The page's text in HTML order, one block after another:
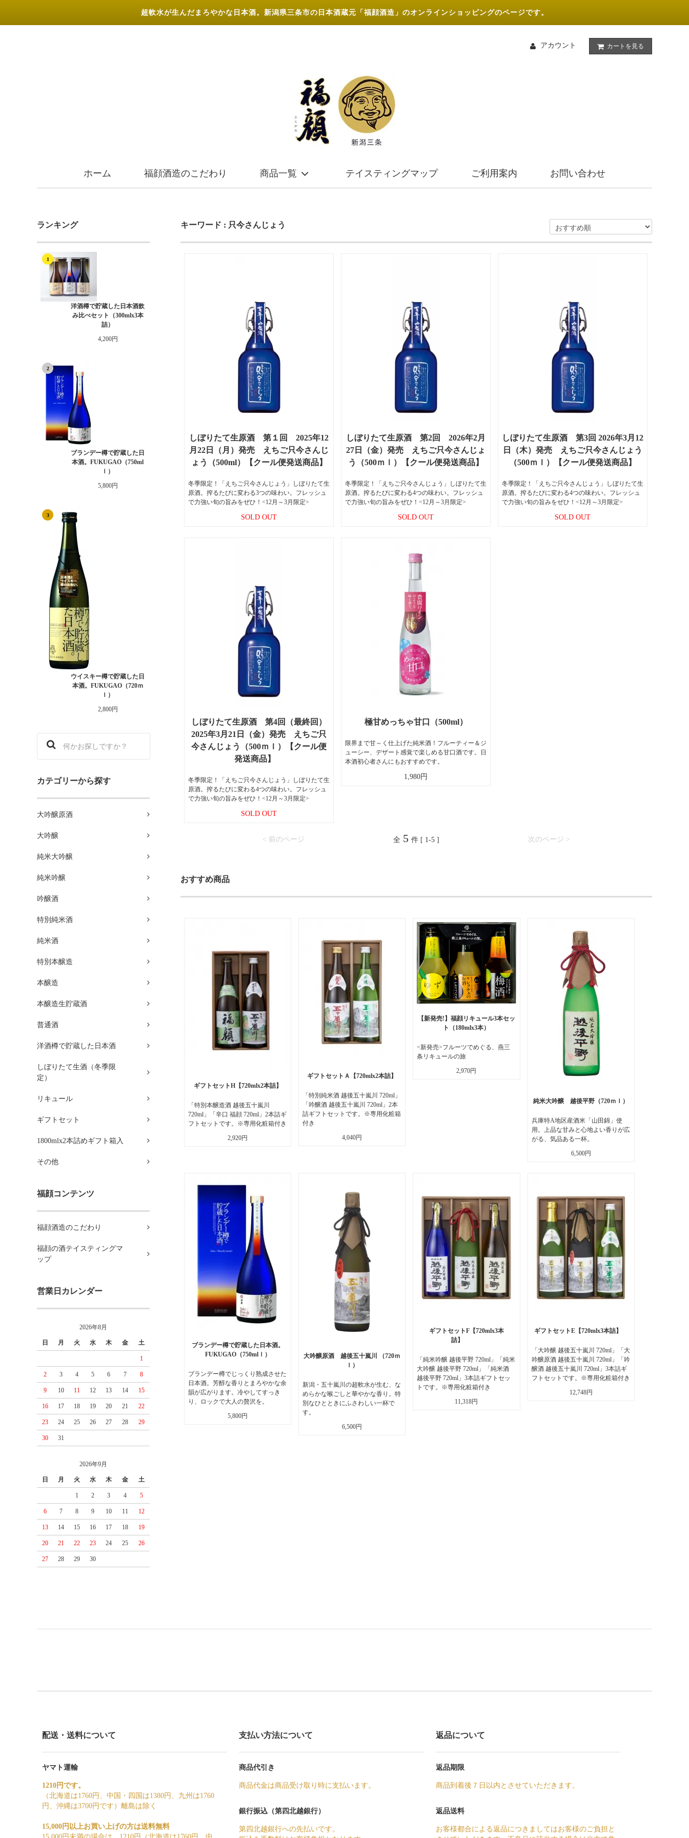
超軟水が生んだまろやかな日本酒。新潟県三条市の日本酒蔵元「福顔酒造」のオンラインショッピングのページです。
アカウント カートを見る
ホーム 福顔酒造のこだわり 商品一覧 テイスティングマップ ご利用案内 お問い合わせ
ランキング
1
洋酒樽で貯蔵した日本酒飲
み比べセット（300mlx3本
詰）
4,200円
2
ブランデー樽で貯蔵した日
本酒。FUKUGAO（750ml
ｌ）
5,800円
3
ウイスキー樽で貯蔵した日
本酒。FUKUGAO（720ｍ
ｌ）
2,800円
カテゴリーから探す
大吟醸原酒
大吟醸
純米大吟醸
純米吟醸
吟醸酒
特別純米酒
純米酒
特別本醸造
本醸造
本醸造生貯蔵酒
普通酒
洋酒樽で貯蔵した日本酒
しぼりたて生酒（冬季限
定）
リキュール
ギフトセット
1800mlx2本詰めギフト箱入
その他
福顔コンテンツ
福顔酒造のこだわり
福顔の酒テイスティングマ
ップ
営業日カレンダー
2026年8月
日 月 火 水 木 金 土
1
2 3 4 5 6 7 8
9 10 11 12 13 14 15
16 17 18 19 20 21 22
23 24 25 26 27 28 29
30 31
2026年9月
日 月 火 水 木 金 土
1 2 3 4 5
6 7 8 9 10 11 12
13 14 15 16 17 18 19
20 21 22 23 24 25 26
27 28 29 30
キーワード : 只今さんじょう
しぼりたて生原酒 第１回 2025年12
月22日（月）発売 えちご只今さんじ
ょう（500ml）【クール便発送商品】
冬季限定！「えちご只今さんじょう」しぼりたて生
原酒。搾るたびに変わる3つの味わい。フレッシュ
で力強い旬の旨みをぜひ！<12月～3月限定>
SOLD OUT
しぼりたて生原酒 第2回 2026年2月
27日（金）発売 えちご只今さんじょ
う（500ｍｌ）【クール便発送商品】
冬季限定！「えちご只今さんじょう」しぼりたて生
原酒。搾るたびに変わる4つの味わい。フレッシュ
で力強い旬の旨みをぜひ！<12月～3月限定>
SOLD OUT
しぼりたて生原酒 第3回 2026年3月12
日（木）発売 えちご只今さんじょう
（500ｍｌ）【クール便発送商品】
冬季限定！「えちご只今さんじょう」しぼりたて生
原酒。搾るたびに変わる4つの味わい。フレッシュ
で力強い旬の旨みをぜひ！<12月～3月限定>
SOLD OUT
しぼりたて生原酒 第4回（最終回）
2025年3月21日（金）発売 えちご只
今さんじょう（500ｍｌ）【クール便
発送商品】
冬季限定！「えちご只今さんじょう」しぼりたて生
原酒。搾るたびに変わる4つの味わい。フレッシュ
で力強い旬の旨みをぜひ！<12月～3月限定>
SOLD OUT
極甘めっちゃ甘口（500ml）
限界まで甘～く仕上げた純米酒！フルーティー＆ジ
ューシー、デザート感覚で楽しめる甘口酒です。日
本酒初心者さんにもおすすめです。
1,980円
< 前のページ 次のページ >
全 5 件 [ 1-5 ]
おすすめ商品
ギフトセットH【720mlx2本詰】
「特別本醸造酒 越後五十嵐川
720ml」「辛口 福顔 720ml」2本詰ギ
フトセットです。※専用化粧箱付き
2,920円
ギフトセットＡ【720mlx2本詰】
「特別純米酒 越後五十嵐川 720ml」
「吟醸酒 越後五十嵐川 720ml」2本
詰ギフトセットです。※専用化粧箱
付き
4,040円
【新発売!】福顔リキュール3本セッ
ト（180mlx3本）
<新発売>フルーツでめぐる、燕三
条リキュールの旅
2,970円
純米大吟醸 越後平野（720ｍｌ）
兵庫特A地区産酒米「山田錦」使
用。上品な甘みと心地よい香りが広
がる、気品ある一杯。
6,500円
ブランデー樽で貯蔵した日本酒。
FUKUGAO（750mlｌ）
ブランデー樽でじっくり熟成させた
日本酒。芳醇な香りとまろやかな余
韻が広がります。冷やしてすっき
り、ロックで大人の贅沢を。
5,800円
大吟醸原酒 越後五十嵐川 （720ｍ
ｌ）
新潟・五十嵐川の超軟水が生む、な
めらかな喉ごしと華やかな香り。特
別なひとときにふさわしい一杯で
す。
6,500円
ギフトセットF【720mlx3本
詰】
「純米吟醸 越後平野 720ml」「純米
大吟醸 越後平野 720ml」「純米酒
越後平野 720ml」3本詰ギフトセッ
トです。※専用化粧箱付き
11,318円
ギフトセットE【720mlx3本詰】
「大吟醸 越後五十嵐川 720ml」「大
吟醸原酒 越後五十嵐川 720ml」「吟
醸酒 越後五十嵐川 720ml」3本詰ギ
フトセットです。※専用化粧箱付き
12,748円
配送・送料について
ヤマト運輸
1210円です。
（北海道は1760円、中国・四国は1380円、九州は1760
円、沖縄は3700円です）離島は除く
15,000円以上お買い上げの方は送料無料
支払い方法について
商品代引き
商品代金は商品受け取り時に支払います。
銀行振込（第四北越銀行）
第四北越銀行への先払いです。
返品について
返品期限
商品到着後７日以内とさせていただきます。
返品送料
お客様都合による返品につきましてはお客様のご負担と